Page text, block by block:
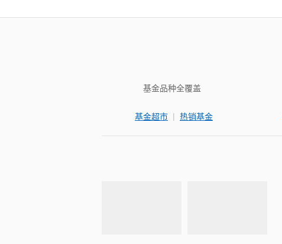
基金品种全覆盖
基金超市 | 热销基金